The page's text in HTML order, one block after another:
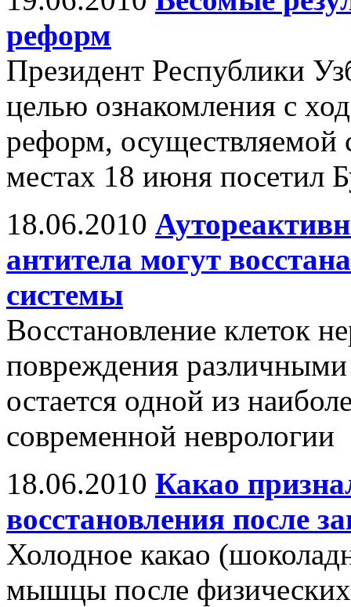
реформ
Президент Республики
целью ознакомления с
реформ, осуществляемой
местах 18 июня посетил
18.06.2010
антитела могут
системы
Восстановление клеток
повреждения
остается одной из
современной неврологии
18.06.2010 Какао
восстановления после
Холодное какао
мышцы после